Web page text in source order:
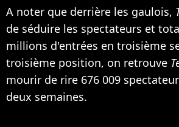
A noter que derrière les gaulois,
de séduire les spectateurs et
millions d'entrées en troisième
troisième position, on retrouve
mourir de rire 676 009
deux semaines.